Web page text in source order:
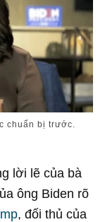
chuẩn bị trước.
lời lẽ của bà
ông Biden rõ
, đối thủ của